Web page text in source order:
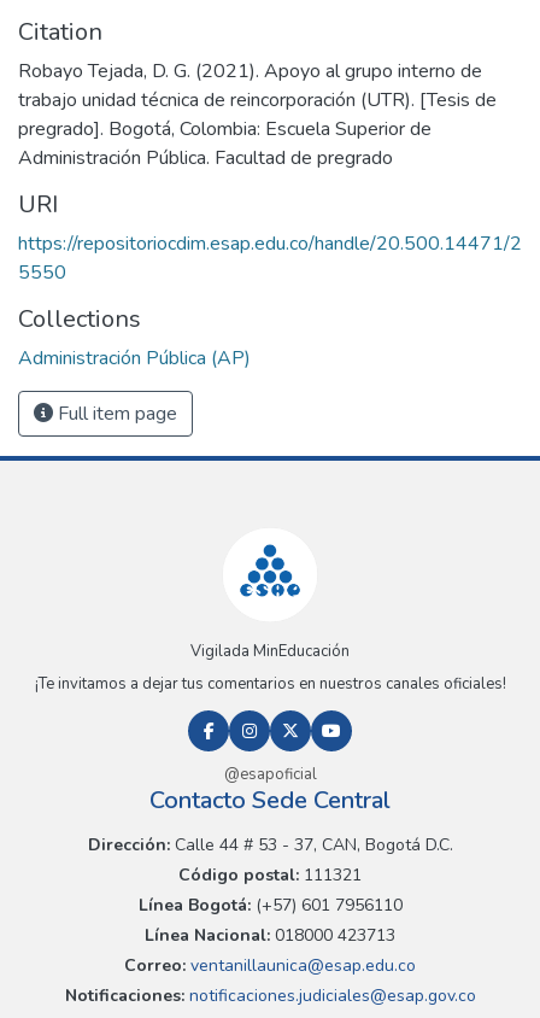
Citation
Robayo Tejada, D. G. (2021). Apoyo al grupo interno de
trabajo unidad técnica de reincorporación (UTR). [Tesis de
pregrado]. Bogotá, Colombia: Escuela Superior de
Administración Pública. Facultad de pregrado
URI
https://repositoriocdim.esap.edu.co/handle/20.500.14471/2
5550
Collections
Administración Pública (AP)
Full item page
Vigilada MinEducación
¡Te invitamos a dejar tus comentarios en nuestros canales oficiales!
@esapoficial
Contacto Sede Central
Dirección:Calle 44 # 53 - 37, CAN, Bogotá D.C.
Código postal: 111321
Línea Bogotá:(+57) 601 7956110
Línea Nacional: 018000 423713
Correo: ventanillaunica@esap.edu.co
Notificaciones:notificaciones.judiciales@esap.gov.co